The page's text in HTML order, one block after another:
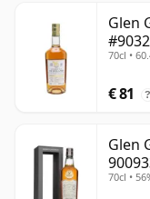
Glen
70cl •
€ 81 ?
Glen
70cl •